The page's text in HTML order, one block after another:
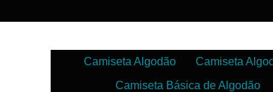
Camiseta Algodão Camiseta
Camiseta Básica de Algodão